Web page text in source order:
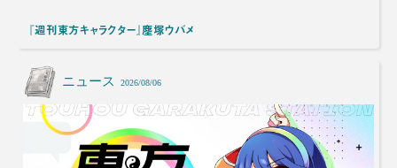
『週刊東方キャラクター』塵塚ウバメ
ニュース 2026/08/06